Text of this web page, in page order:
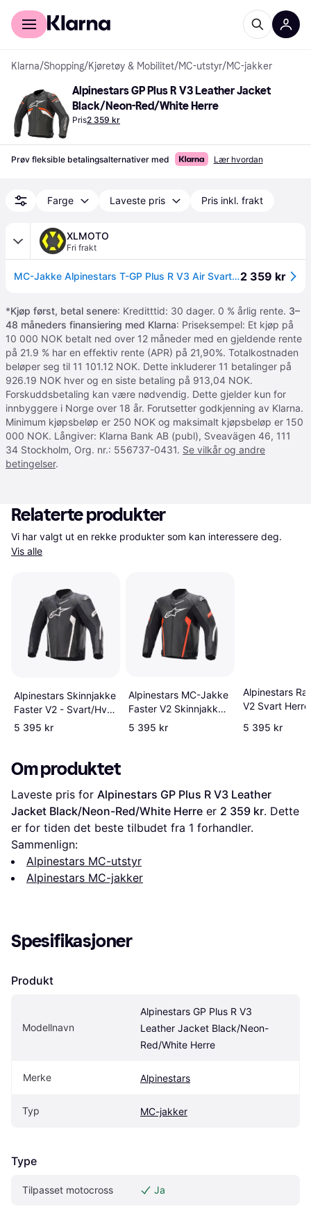
For kunder
Klarna/Shopping/Kjøretøy & Mobilitet/MC-utstyr/MC-jakker
Alpinestars GP Plus R V3 Leather Jacket
Black/Neon-Red/White Herre
Pris2 359 kr
Prøv fleksible betalingsalternativer med Lær hvordan
Farge Laveste pris Pris inkl. frakt
XLMOTO
Fri frakt
MC-Jakke Alpinestars T-GP Plus R V3 Air Svart522 359 kr
*Kjøp først, betal senere: Kreditttid: 30 dager. 0 % årlig rente. 3–
48 måneders finansiering med Klarna: Priseksempel: Et kjøp på
10 000 NOK betalt ned over 12 måneder med en gjeldende rente
på 21.9 % har en effektiv rente (APR) på 21,90%. Totalkostnaden
beløper seg til 11 101.12 NOK. Dette inkluderer 11 betalinger på
926.19 NOK hver og en siste betaling på 913,04 NOK.
Forskuddsbetaling kan være nødvendig. Dette gjelder kun for
innbyggere i Norge over 18 år. Forutsetter godkjenning av Klarna.
Minimum kjøpsbeløp er 250 NOK og maksimalt kjøpsbeløp er 150
000 NOK. Långiver: Klarna Bank AB (publ), Sveavägen 46, 111
34 Stockholm, Org. nr.: 556737-0431. Se vilkår og andre
betingelser.
Relaterte produkter
Vis alle
Alpinestars Skinnjakke
Faster V2 - Svart/Hvit
Herre
5 395 kr
Alpinestars MC-Jakke
Faster V2 Skinnjakke -
Svart/Rød Herre
5 395 kr
Alpinestars
V2 Svart Herre
5 395 kr
Om produktet
Laveste pris for Alpinestars GP Plus R V3 Leather
Jacket Black/Neon-Red/White Herre er 2 359 kr. Dette
er for tiden det beste tilbudet fra 1 forhandler.
Sammenlign:
Alpinestars MC-utstyr
Alpinestars MC-jakker
Spesifikasjoner
Produkt
Modellnavn
Alpinestars GP Plus R V3
Leather Jacket Black/Neon-
Red/White Herre
Merke Alpinestars
Typ MC-jakker
Type
Tilpasset motocross Ja